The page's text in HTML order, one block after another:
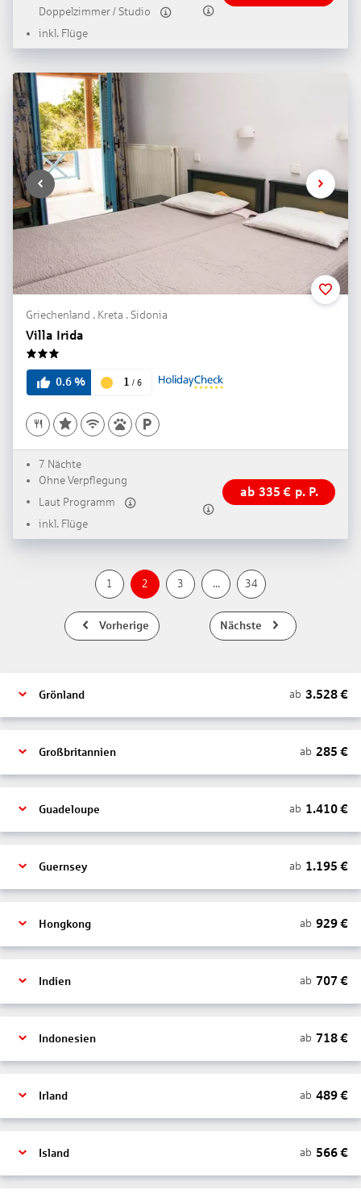
Doppelzimmer / Studio
inkl. Flüge
Griechenland . Kreta . Sidonia
Villa Irida
0.6% 1 / 6
7 Nächte
Ohne Verpflegung
Laut Programm
inkl. Flüge
ab 335 € p. P.
Vorherige
1 2 3 ... 34
Nächste
Grönland ab 3.528€
Großbritannien ab 285 €
Guadeloupe ab 1.410€
Guernsey ab 1.195 €
Hongkong ab 929€
Indien ab 707 €
Indonesien ab 718€
Irland ab 489€
Island ab 566€